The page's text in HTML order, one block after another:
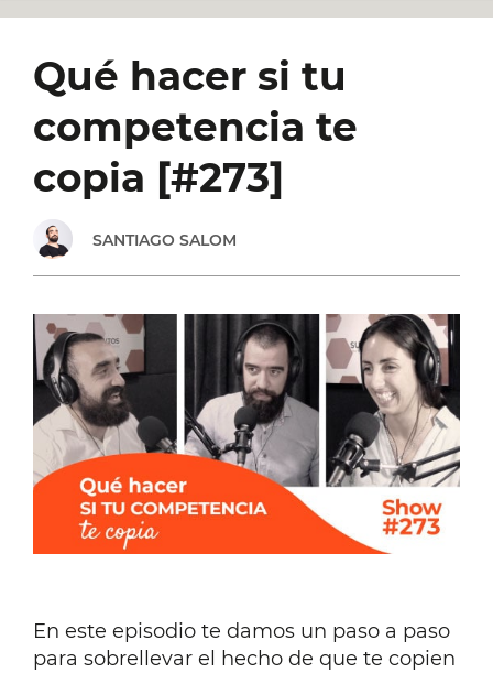
NEGOCIO
TIEMPOS
CRISIS:
ENTREVISTA
CON
DE
Qué hacer si tu
competencia te
copia [#273]
SANTIAGO SALOM
En este episodio te damos un paso a paso
para sobrellevar el hecho de que te copien